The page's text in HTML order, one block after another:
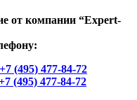
от компании “Expert-
+7 (495) 477-84-72
(495) 477-84-72